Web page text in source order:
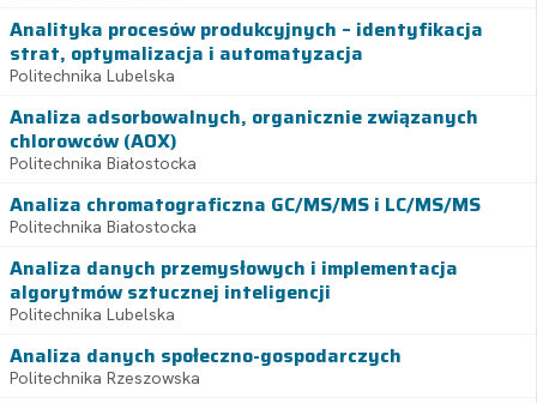
Analityka procesów produkcyjnych – identyfikacja
strat, optymalizacja i automatyzacja
Politechnika Lubelska
Analiza adsorbowalnych, organicznie związanych
chlorowców (AOX)
Politechnika Białostocka
Analiza chromatograficzna GC/MS/MS i LC/MS/MS
Politechnika Białostocka
Analiza danych przemysłowych i implementacja
algorytmów sztucznej inteligencji
Politechnika Lubelska
Analiza danych społeczno-gospodarczych
Politechnika Rzeszowska